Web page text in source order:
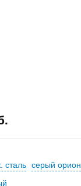
сталь серый орион